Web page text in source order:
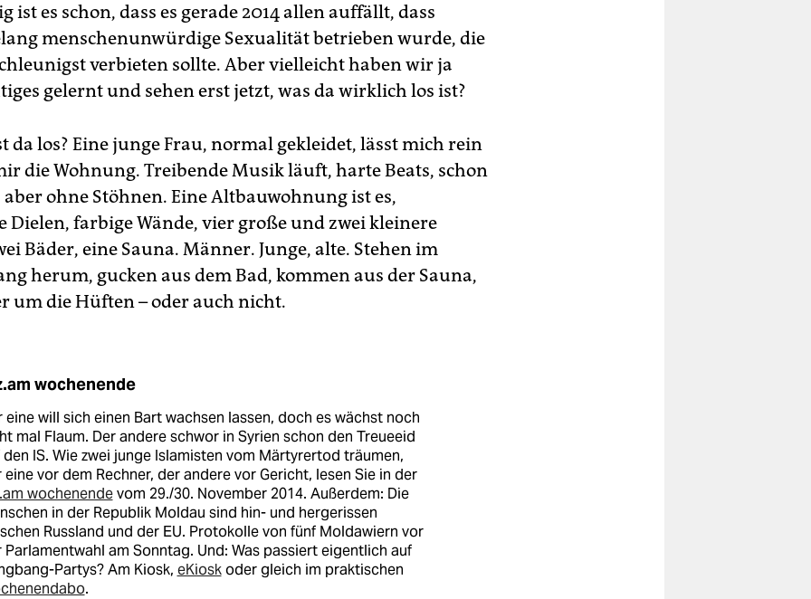
ist es schon, dass es gerade 2014 allen auffällt, dass
menschenunwürdige Sexualität betrieben wurde, die
verbieten sollte. Aber vielleicht haben wir ja
gelernt und sehen erst jetzt, was da wirklich los ist?
da los? Eine junge Frau, normal gekleidet, lässt mich rein
die Wohnung. Treibende Musik läuft, harte Beats, schon
ohne Stöhnen. Eine Altbauwohnung ist es,
Dielen, farbige Wände, vier große und zwei kleinere
Bäder, eine Sauna. Männer. Junge, alte. Stehen im
herum, gucken aus dem Bad, kommen aus der Sauna,
um die Hüften – oder auch nicht.
wochenende
eine will sich einen Bart wachsen lassen, doch es wächst noch
mal Flaum. Der andere schwor in Syrien schon den Treueeid
den IS. Wie zwei junge Islamisten vom Märtyrertod träumen,
eine vor dem Rechner, der andere vor Gericht, lesen Sie in der
wochenendevom 29./30. November 2014. Außerdem: Die
in der Republik Moldau sind hin- und hergerissen
Russland und der EU. Protokolle von fünf Moldawiern vor
Parlamentwahl am Sonntag. Und: Was passiert eigentlich auf
Partys? Am Kiosk, eKioskoder gleich im praktischen
.